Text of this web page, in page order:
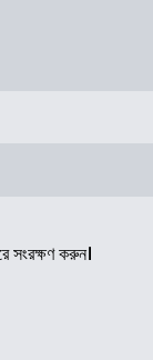
সংরক্ষণ করুন।